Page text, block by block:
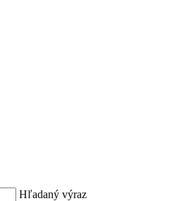
Hľadaný výraz